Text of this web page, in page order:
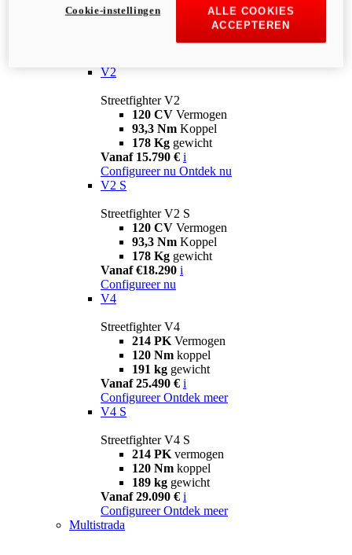
V2
Streetfighter V2
120 CV Vermogen
93,3 Nm Koppel
178 Kg gewicht
Vanaf 15.790 € i
Configureer nu Ontdek nu
V2 S
Streetfighter V2 S
120 CV Vermogen
93,3 Nm Koppel
178 Kg gewicht
Vanaf €18.290 i
Configureer nu
V4
Streetfighter V4
214 PK Vermogen
120 Nm koppel
191 kg gewicht
Vanaf 25.490 € i
Configureer Ontdek meer
V4 S
Streetfighter V4 S
214 PK vermogen
120 Nm koppel
189 kg gewicht
Vanaf 29.090 € i
Configureer Ontdek meer
Multistrada
ALLE COOKIES
ACCEPTEREN
Cookie-instellingen